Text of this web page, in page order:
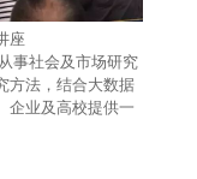
座
事社会及市场研究
方法，结合大数据
企业及高校提供一